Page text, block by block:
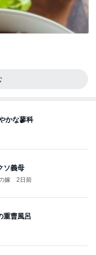
かな蓼科
ソ義母
嫁 2日前
重曹風呂